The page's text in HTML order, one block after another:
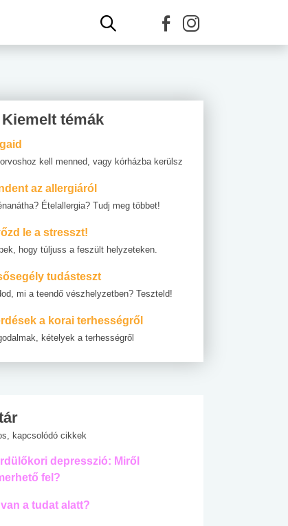
Kiemelt témák
kell menned, vagy kórházba kerülsz
az allergiáról
Ételallergia? Tudj meg többet!
le a stresszt!
hogy túljuss a feszült helyzeteken.
tudásteszt
mi a teendő vészhelyzetben? Teszteld!
a korai terhességről
kételyek a terhességről
kapcsolódó cikkek
depresszió: Miről
fel?
van a tudat alatt?